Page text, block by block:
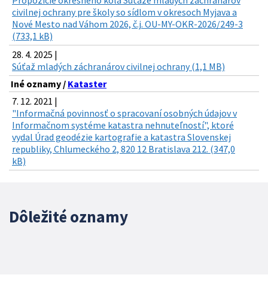
civilnej ochrany pre školy so sídlom v okresoch Myjava a
Nové Mesto nad Váhom 2026, č.j. OU-MY-OKR-2026/249-3
(733,1 kB)
28. 4. 2025 |
Súťaž mladých záchranárov civilnej ochrany (1,1 MB)
Iné oznamy / Kataster
7. 12. 2021 |
"Informačná povinnosť o spracovaní osobných údajov v
Informačnom systéme katastra nehnuteľností", ktoré
vydal Úrad geodézie kartografie a katastra Slovenskej
republiky, Chlumeckého 2, 820 12 Bratislava 212. (347,0
kB)
Dôležité oznamy